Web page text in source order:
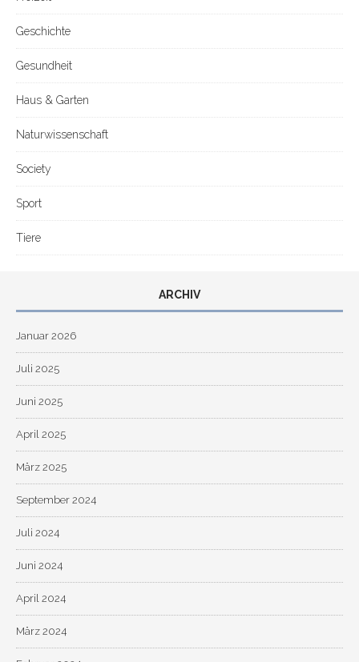
Geschichte
Gesundheit
Haus & Garten
Naturwissenschaft
Society
Sport
Tiere
ARCHIV
Januar 2026
Juli 2025
Juni 2025
April 2025
März 2025
September 2024
Juli 2024
Juni 2024
April 2024
März 2024